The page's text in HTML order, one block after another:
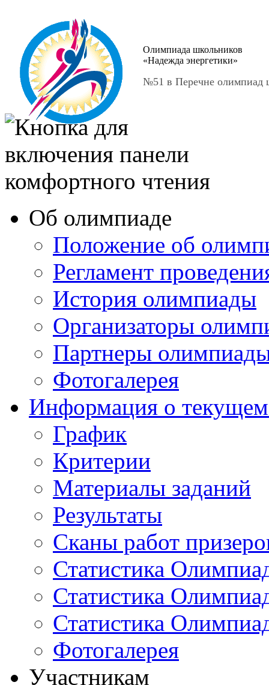
Олимпиада школьников
«Надежда энергетики»
№51 в Перечне олимпиад
Об олимпиаде
Положение об
Регламент
История олимпиады
Организаторы
Партнеры
Фотогалерея
Информация о текущем
График
Критерии
Материалы заданий
Результаты
Сканы работ
Статистика
Статистика
Статистика
Фотогалерея
Участникам